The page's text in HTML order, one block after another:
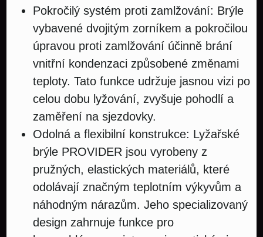
Pokročilý systém proti zamlžování: Brýle
vybavené dvojitým zorníkem a pokročilou
úpravou proti zamlžování účinně brání
vnitřní kondenzaci způsobené změnami
teploty. Tato funkce udržuje jasnou vizi po
celou dobu lyžování, zvyšuje pohodlí a
zaměření na sjezdovky.
Odolná a flexibilní konstrukce: Lyžařské
brýle PROVIDER jsou vyrobeny z
pružných, elastických materiálů, které
odolávají značným teplotním výkyvům a
náhodným nárazům. Jeho specializovaný
design zahrnuje funkce pro